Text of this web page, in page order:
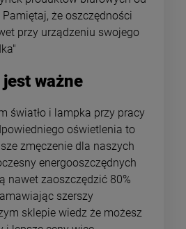
że oszczędności
przy urządzeniu swojego
ważne
światło i lampka przy pracy
oświetlenia to
zmęczenie dla naszych
energooszczędnych
nawet zaoszczędzić 80%
szerszy
sklepie wiedz że możesz